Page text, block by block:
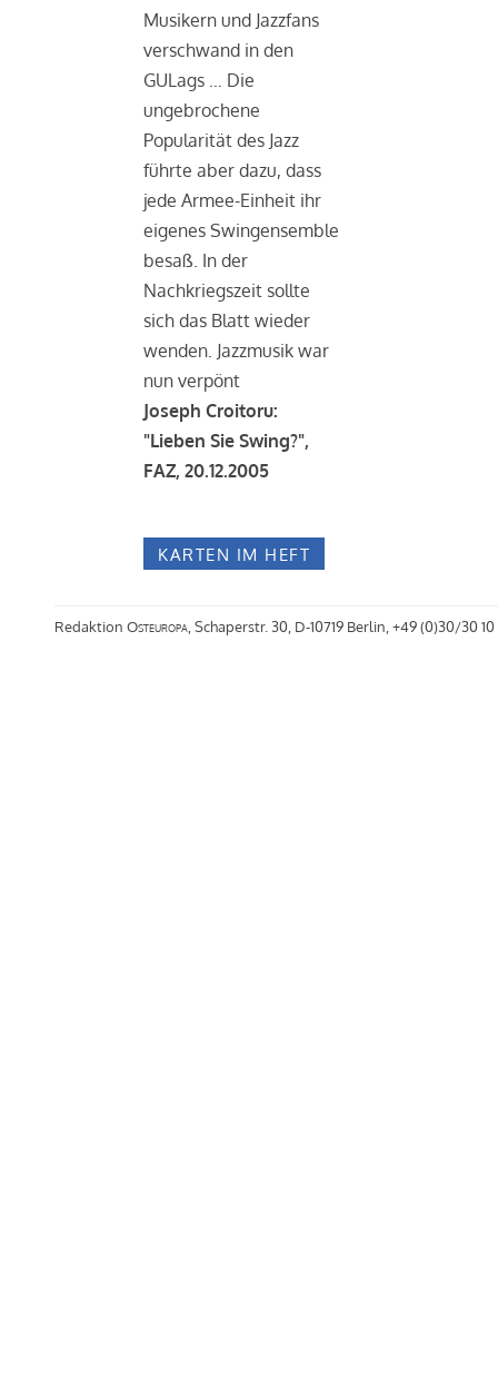
Musikern und Jazzfans
verschwand in den
GULags … Die
ungebrochene
Popularität des Jazz
führte aber dazu, dass
jede Armee-Einheit ihr
eigenes Swingensemble
besaß. In der
Nachkriegszeit sollte
sich das Blatt wieder
wenden. Jazzmusik war
nun verpönt
Joseph Croitoru:
"Lieben Sie Swing?",
FAZ, 20.12.2005
KARTEN IM HEFT
Redaktion Osteuropa , Schaperstr. 30, D-10719 Berlin, +49 (0)30/30